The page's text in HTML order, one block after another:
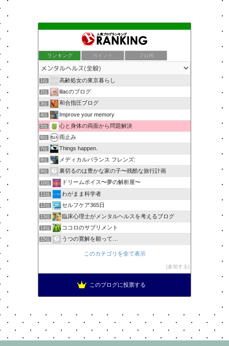
ランキング ポイント ブロ画
1位 高齢処女の東京暮らし
2位 lilacのブログ
3位 和合指圧ブログ
4位 Improve your memory
5位 心と身体の両面から問題解決
6位 雨止み
7位 Things happen.
8位 メディカルバランス フレンズ:
9位 裏切るのは豊かな家の子〜残酷な旅行計画
10位 ドリームボイス〜夢の解析屋〜
11位 わがまま科学者
12位 セルフケア365日
13位 臨床心理士がメンタルヘルスを考えるブログ
14位 ココロのサプリメント
15位 うつの寛解を願って…
このカテゴリを全て表示
参加する
このブログに投票する